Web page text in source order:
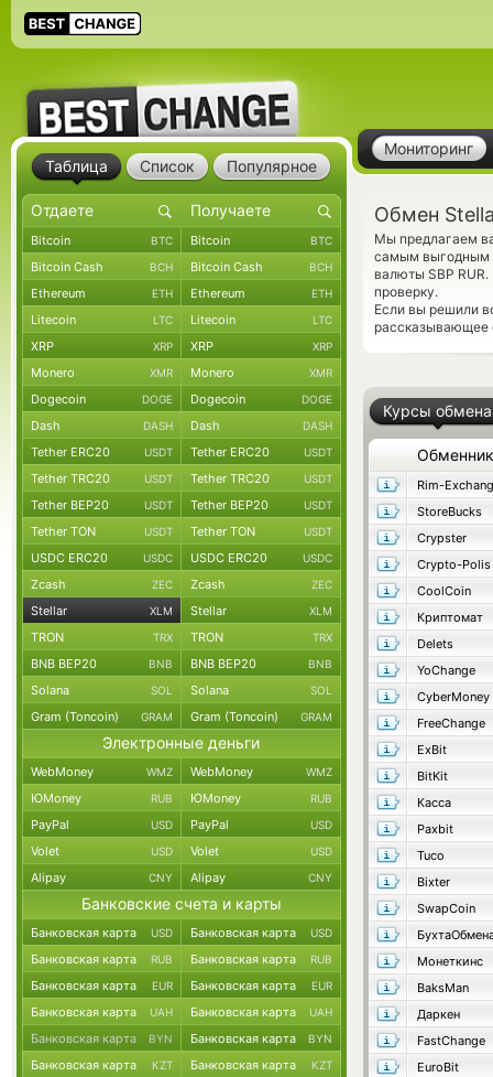
Мониторинг
Обмен
Мы предлагаем
самым выгодным
валюты SBP
проверку.
Если вы решили
рассказывающее
Курсы обмена
Обменник
Rim-
StoreBucks
Crypster
Crypto-Polis
CoolCoin
Криптомат
Delets
YoChange
CyberMoney
FreeChange
ExBit
BitKit
Касса
Paxbit
Tuco
Bixter
SwapCoin
Монеткинс
BaksMan
Даркен
FastChange
EuroBit
Таблица Список Популярное
Bitcoin BTC Bitcoin BTC
Bitcoin Cash BCH Bitcoin Cash BCH
Ethereum ETH Ethereum ETH
Litecoin LTC Litecoin LTC
XRP XRP XRP XRP
Monero XMR Monero XMR
Dogecoin DOGE Dogecoin DOGE
Dash DASH Dash DASH
Tether ERC20 USDT Tether ERC20 USDT
Tether TRC20 USDT Tether TRC20 USDT
Tether BEP20 USDT Tether BEP20 USDT
Tether TON USDT Tether TON USDT
USDC ERC20 USDC USDC ERC20 USDC
Zcash ZEC Zcash ZEC
Stellar XLM Stellar XLM
TRON TRX TRON TRX
BNB BEP20 BNB BNB BEP20 BNB
Solana SOL Solana SOL
Gram (Toncoin) GRAM Gram (Toncoin) GRAM
Электронные деньги
WebMoney WMZ WebMoney WMZ
ЮMoney RUB ЮMoney RUB
PayPal USD PayPal USD
Volet USD Volet USD
Alipay CNY Alipay CNY
Банковские счета и карты
Банковская карта USD Банковская карта USD
Банковская карта RUB Банковская карта RUB
Банковская карта EUR Банковская карта EUR
Банковская карта UAH Банковская карта UAH
Банковская карта BYN Банковская карта BYN
Банковская карта KZT Банковская карта KZT